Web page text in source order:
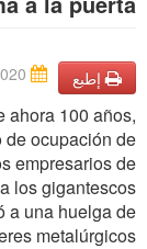
للاتصال بنا HTTPS://WWW.FACEBOOK.COM/UCI.ARABE
إطبع
ahora 100 años,
de ocupación de
empresarios de
los gigantescos
a una huelga de
metalúrgicos.